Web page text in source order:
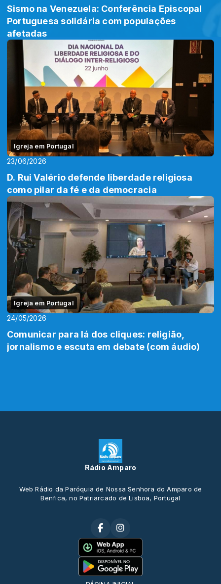
Sismo na Venezuela: Conferência Episcopal
Portuguesa solidária com populações
afetadas
Igreja em Portugal
23/06/2026
D. Rui Valério defende liberdade religiosa
como pilar da fé e da democracia
Igreja em Portugal
24/05/2026
Comunicar para lá dos cliques: religião,
jornalismo e escuta em debate (com áudio)
Rádio Amparo
Web Rádio da Paróquia de Nossa Senhora do Amparo de
Benfica, no Patriarcado de Lisboa, Portugal